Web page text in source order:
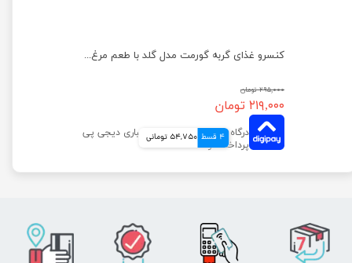
کنسرو غذای گربه گورمت مدل گلد با طعم مرغ وزن ۸۵ گرم
۲۹۵,۰۰۰ تومان
۲۱۹,۰۰۰ تومان
4 قسط 54,750 تومانی